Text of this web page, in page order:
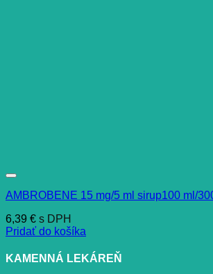
AMBROBENE 15 mg/5 ml sirup100 ml/
6,39 € s DPH
Pridať do košíka
KAMENNÁ LEKÁREŇ